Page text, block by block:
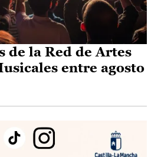
de la Red de Artes
entre agosto